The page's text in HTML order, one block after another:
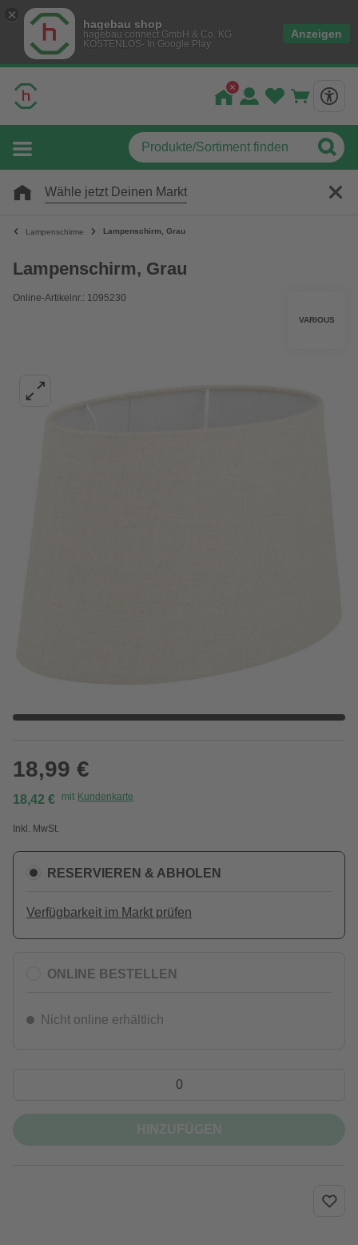
hagebau shop
hagebau connect GmbH & Co. KG
KOSTENLOS- In Google Play
Anzeigen
Wähle jetzt Deinen Markt
Lampenschirme Lampenschirm, Grau
Lampenschirm, Grau
Online-Artikelnr.: 1095230
VARIOUS
18,99 €
18,42 € mit Kundenkarte
Inkl. MwSt.
RESERVIEREN & ABHOLEN
Verfügbarkeit im Markt prüfen
ONLINE BESTELLEN
Nicht online erhältlich